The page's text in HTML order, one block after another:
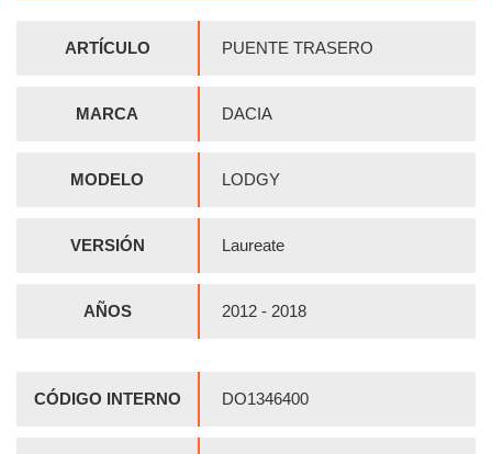
ARTÍCULO PUENTE TRASERO
MARCA DACIA
MODELO LODGY
VERSIÓN Laureate
AÑOS 2012 - 2018
CÓDIGO INTERNO DO1346400